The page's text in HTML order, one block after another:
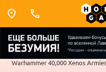
Warhammer 40,000Xenos